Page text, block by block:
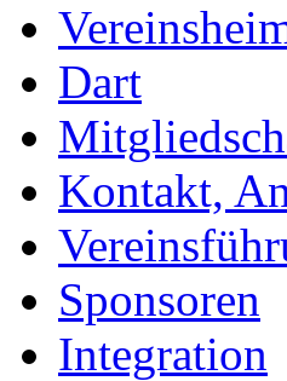
Dart
Kontakt,
Sponsoren
Integration